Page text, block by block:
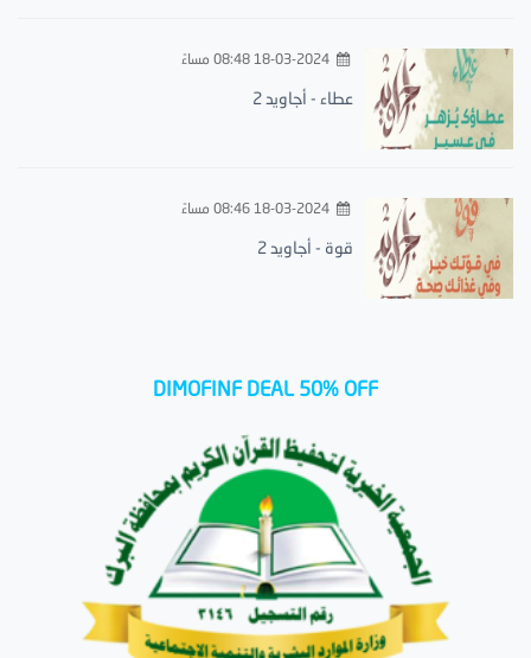
18-03-2024 08:48 مساءً
عطاء - أجاويد 2
18-03-2024 08:46 مساءً
قوة - أجاويد 2
DIMOFINF DEAL 50% OFF